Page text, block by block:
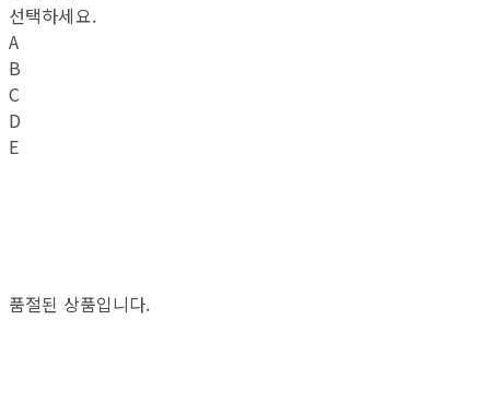
선택하세요.
A
B
C
D
E
품절된 상품입니다.